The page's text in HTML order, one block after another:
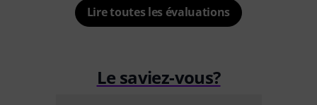
Lire toutes les évaluations
Le saviez-vous?